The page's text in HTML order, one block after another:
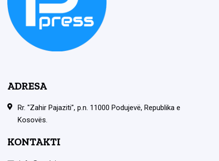
ADRESA
Rr. "Zahir Pajaziti", p.n. 11000 Podujevë, Republika e
Kosovës.
KONTAKTI